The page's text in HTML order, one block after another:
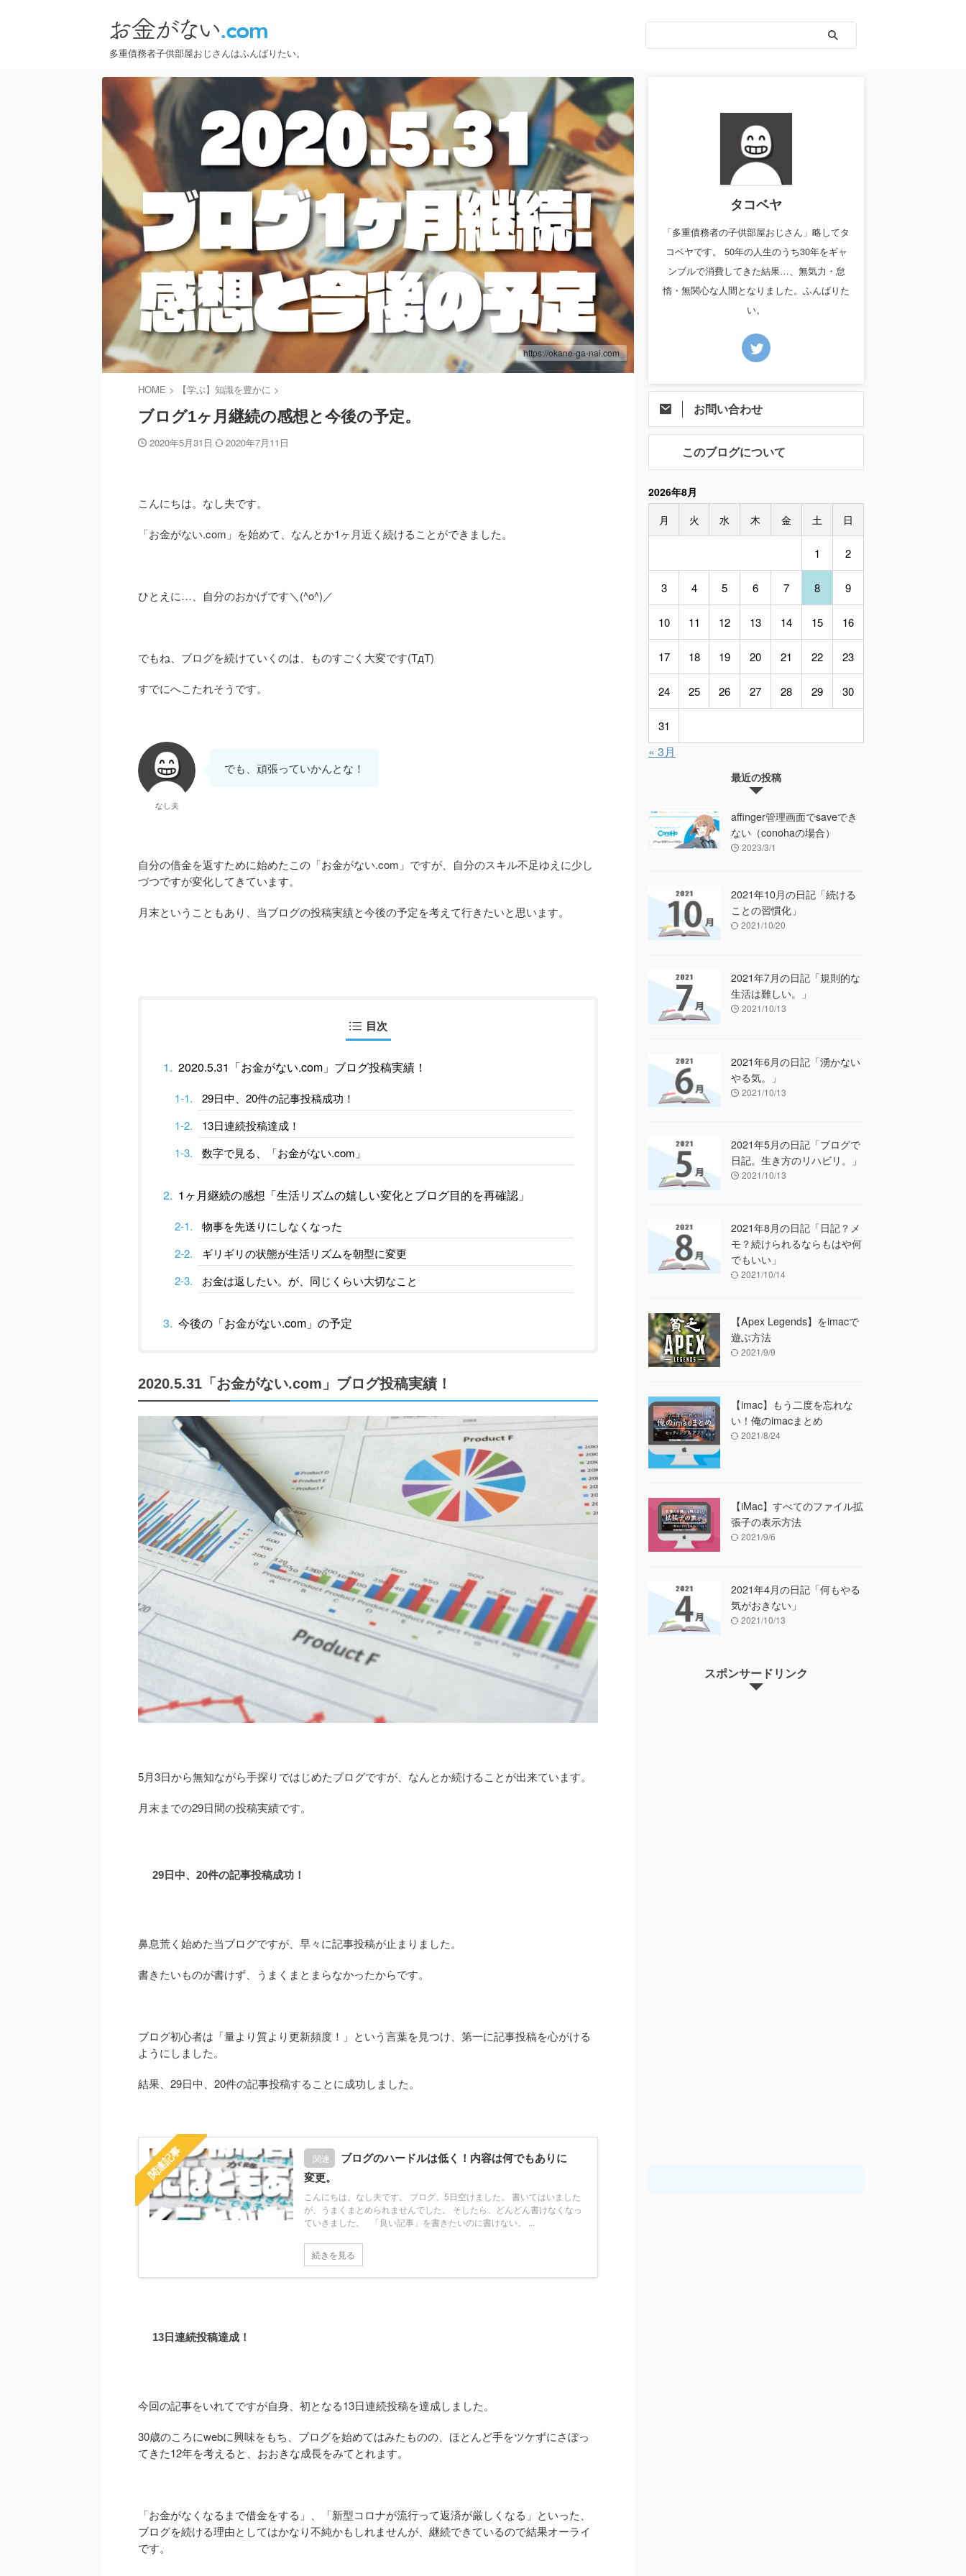
多重債務者子供部屋おじさんはふんばりたい。
https://okane-ga-nai.com
HOME > 【学ぶ】知識を豊かに >
ブログ1ヶ月継続の感想と今後の予定。
2020年5月31日 2020年7月11日
こんにちは。なし夫です。
「お金がない.com」を始めて、なんとか1ヶ月近く続けることができました。
ひとえに…、自分のおかげです＼(^o^)／
でもね、ブログを続けていくのは、ものすごく大変です(TдT)
すでにへこたれそうです。
なし夫
でも、頑張っていかんとな！
自分の借金を返すために始めたこの「お金がない.com」ですが、自分のスキル不足ゆえに少し
づつですが変化してきています。
月末ということもあり、当ブログの投稿実績と今後の予定を考えて行きたいと思います。
目次
2020.5.31「お金がない.com」ブログ投稿実績！
29日中、20件の記事投稿成功！
13日連続投稿達成！
数字で見る、「お金がない.com」
1ヶ月継続の感想「生活リズムの嬉しい変化とブログ目的を再確認」
物事を先送りにしなくなった
ギリギリの状態が生活リズムを朝型に変更
お金は返したい。が、同じくらい大切なこと
今後の「お金がない.com」の予定
2020.5.31「お金がない.com」ブログ投稿実績！
5月3日から無知ながら手探りではじめたブログですが、なんとか続けることが出来ています。
月末までの29日間の投稿実績です。
29日中、20件の記事投稿成功！
鼻息荒く始めた当ブログですが、早々に記事投稿が止まりました。
書きたいものが書けず、うまくまとまらなかったからです。
ブログ初心者は「量より質より更新頻度！」という言葉を見つけ、第一に記事投稿を心がける
ようにしました。
結果、29日中、20件の記事投稿することに成功しました。
関連記事 関連
ブログのハードルは低く！内容は何でもありに
変更。
こんにちは、なし夫です。 ブログ、5日空けました。 書いてはいました
が、うまくまとめられませんでした。 そしたら、どんどん書けなくなっ
ていきました。 「良い記事」を書きたいのに書けない。 ...
続きを見る
13日連続投稿達成！
今回の記事をいれてですが自身、初となる13日連続投稿を達成しました。
30歳のころにwebに興味をもち、ブログを始めてはみたものの、ほとんど手をツケずにさぼっ
てきた12年を考えると、おおきな成長をみてとれます。
「お金がなくなるまで借金をする」、「新型コロナが流行って返済が厳しくなる」といった、
ブログを続ける理由としてはかなり不純かもしれませんが、継続できているので結果オーライ
です。
タコベヤ
「多重債務者の子供部屋おじさん」略してタ
コベヤです。 50年の人生のうち30年をギャ
ンブルで消費してきた結果…、無気力・怠
惰・無関心な人間となりました。ふんばりた
い。
お問い合わせ
このブログについて
2026年8月
月
火 水 木 金 土 日
1 2
3 4 5 6 7 8 9
10 11 12 13 14 15 16
17 18 19 20 21 22 23
24 25 26 27 28 29 30
31
« 3月
最近の投稿
affinger管理画面でsaveでき
ない（conohaの場合）
2023/3/1
2021年10月の日記「続ける
ことの習慣化」
2021/10/20
2021年7月の日記「規則的な
生活は難しい。」
2021/10/13
2021年6月の日記「湧かない
やる気。」
2021/10/13
2021年5月の日記「ブログで
日記。生き方のリハビリ。」
2021/10/13
2021年8月の日記「日記？メ
モ？続けられるならもはや何
でもいい」
2021/10/14
【Apex Legends】をimacで
遊ぶ方法
2021/9/9
【imac】もう二度を忘れな
い！俺のimacまとめ
2021/8/24
【iMac】すべてのファイル拡
張子の表示方法
2021/9/6
2021年4月の日記「何もやる
気がおきない」
2021/10/13
スポンサードリンク